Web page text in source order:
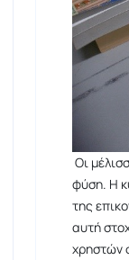
Οι
φύση. Η
της
αυτή
χρηστών